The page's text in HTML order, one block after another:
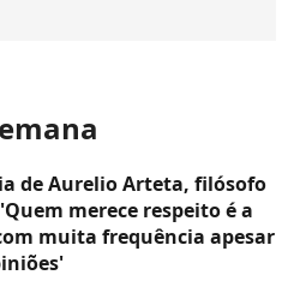
de Aurelio Arteta, filósofo
merece respeito é a
muita frequência apesar